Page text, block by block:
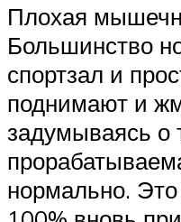
Плохая
Большинство
спортзал и
поднимают и
задумываясь о
нормально.